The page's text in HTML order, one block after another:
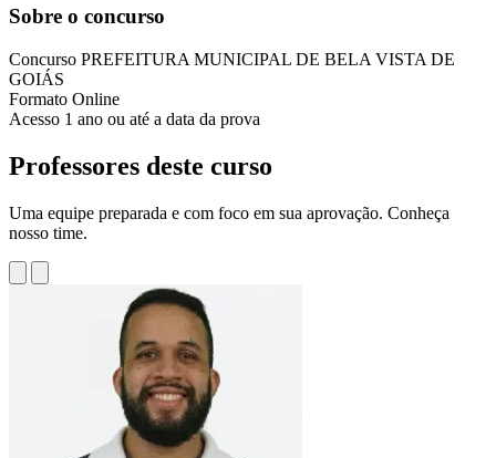
Sobre o concurso
Concurso PREFEITURA MUNICIPAL DE BELA VISTA DE
GOIÁS
Formato Online
Acesso 1 ano ou até a data da prova
Professores deste curso
Uma equipe preparada e com foco em sua aprovação. Conheça
nosso time.